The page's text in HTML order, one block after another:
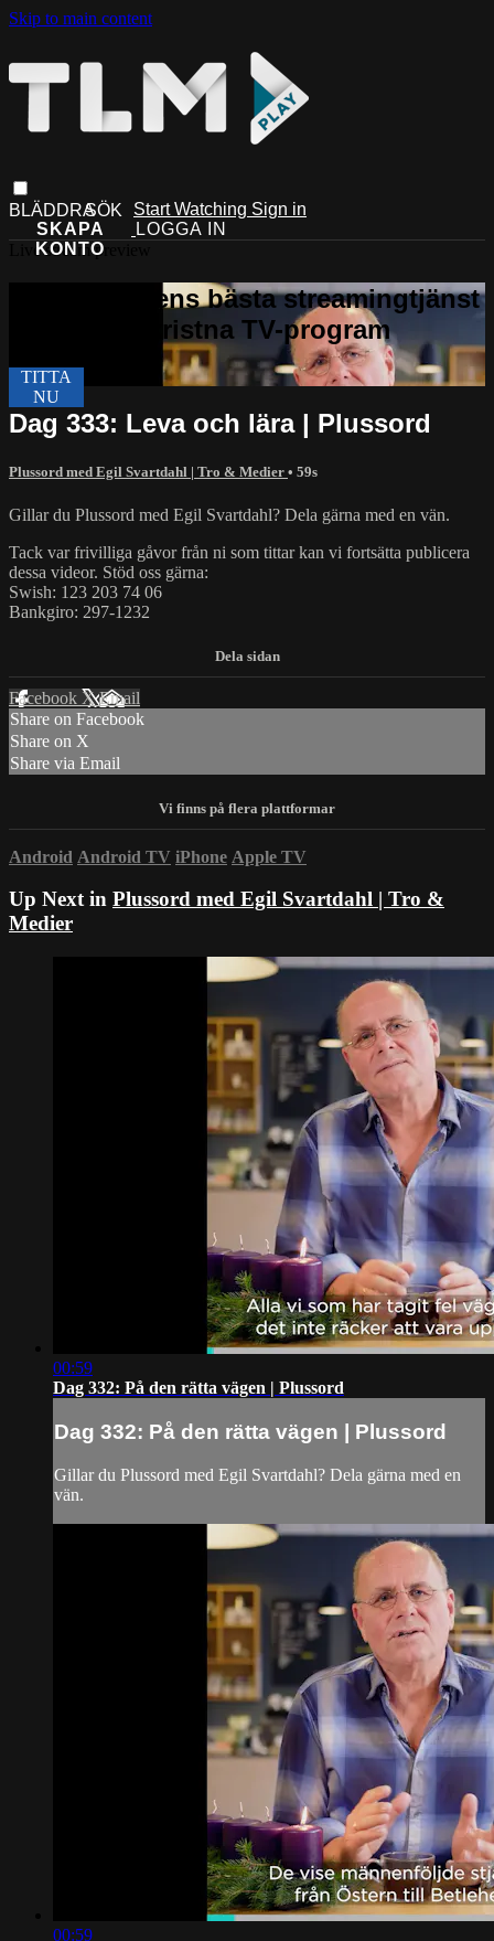
Skip to main content
Start Watching Sign in
Live stream preview
Dag 333: Leva och lära | Plussord
Plussord med Egil Svartdahl | Tro & Medier • 59s
Gillar du Plussord med Egil Svartdahl? Dela gärna med en vän.
Tack var frivilliga gåvor från ni som tittar kan vi fortsätta publicera
dessa videor. Stöd oss gärna:
Swish: 123 203 74 06
Bankgiro: 297-1232
Facebook XEmail
Share on Facebook
Share on X
Share via Email
Android Android TV iPhone Apple TV
Up Next in Plussord med Egil Svartdahl | Tro &
Medier
00:59
Dag 332: På den rätta vägen | Plussord
Dag 332: På den rätta vägen | Plussord
Gillar du Plussord med Egil Svartdahl? Dela gärna med en
vän.
00:59